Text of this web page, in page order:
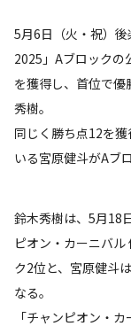
5月6日（火・祝）
2025」Aブロックの
を獲得し、首位で
秀樹。
同じく勝ち点12を
いる宮原健斗がAブ
鈴木秀樹は、5月18
ピオン・カーニバ
ク2位と、宮原健斗
なる。
「チャンピオン・